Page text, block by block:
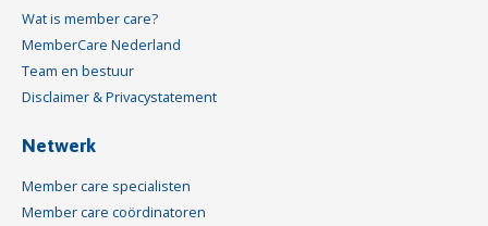
Wat is member care?
MemberCare Nederland
Team en bestuur
Disclaimer & Privacystatement
Netwerk
Member care specialisten
Member care coördinatoren